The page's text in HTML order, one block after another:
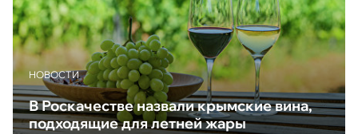
НОВОСТИ
В Роскачестве назвали крымские вина,
подходящие для летней жары